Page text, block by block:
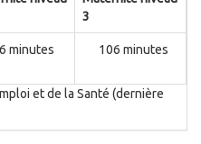
3
minutes 106 minutes
et de la Santé (dernière